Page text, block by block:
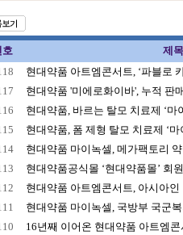
호
제목
현대약품 아트엠콘서트, ‘파블로
현대약품 '미에로화이바', 누적 판
현대약품, 바르는 탈모 치료제 ‘마
현대약품, 폼 제형 탈모 치료제 ‘마
현대약품 마이녹셀, 메가팩토리
현대약품공식몰 ‘현대약품몰’ 회
현대약품 아트엠콘서트, 아시아인
현대약품 마이녹셀, 국방부 국군
16년째 이어온 현대약품 아트엠콘